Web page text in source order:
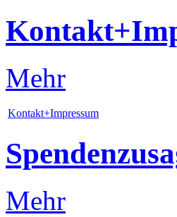
Mehr
Kontakt+Impressum
Mehr